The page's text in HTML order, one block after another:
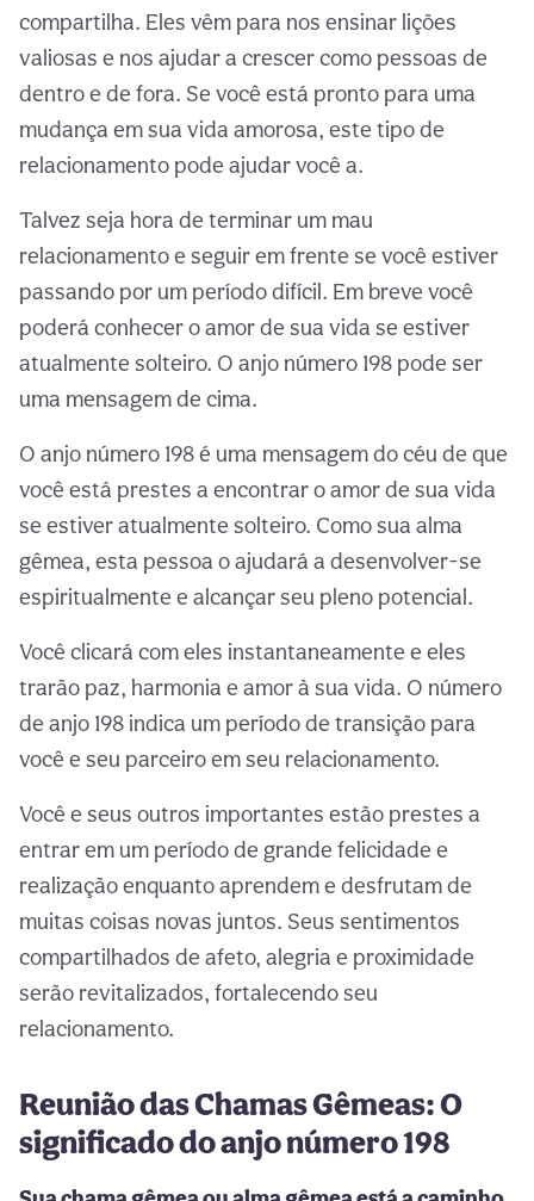
compartilha. Eles vêm para nos ensinar lições
valiosas e nos ajudar a crescer como pessoas de
dentro e de fora. Se você está pronto para uma
mudança em sua vida amorosa, este tipo de
relacionamento pode ajudar você a.
Talvez seja hora de terminar um mau
relacionamento e seguir em frente se você estiver
passando por um período difícil. Em breve você
poderá conhecer o amor de sua vida se estiver
atualmente solteiro. O anjo número 198 pode ser
uma mensagem de cima.
O anjo número 198 é uma mensagem do céu de que
você está prestes a encontrar o amor de sua vida
se estiver atualmente solteiro. Como sua alma
gêmea, esta pessoa o ajudará a desenvolver-se
espiritualmente e alcançar seu pleno potencial.
Você clicará com eles instantaneamente e eles
trarão paz, harmonia e amor à sua vida. O número
de anjo 198 indica um período de transição para
você e seu parceiro em seu relacionamento.
Você e seus outros importantes estão prestes a
entrar em um período de grande felicidade e
realização enquanto aprendem e desfrutam de
muitas coisas novas juntos. Seus sentimentos
compartilhados de afeto, alegria e proximidade
serão revitalizados, fortalecendo seu
relacionamento.
Reunião das Chamas Gêmeas: O
significado do anjo número 198